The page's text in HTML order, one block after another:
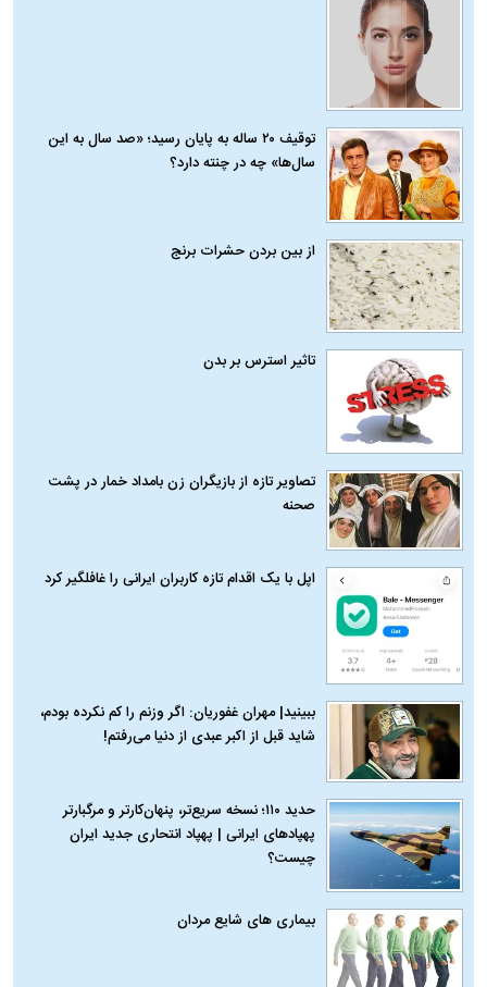
توقیف ۲۰ ساله به پایان رسید؛ «صد سال به این
سال‌ها» چه در چنته دارد؟
از بین بردن حشرات برنج
تاثیر استرس بر بدن
تصاویر تازه از بازیگران زن بامداد خمار در پشت
صحنه
اپل با یک اقدام تازه کاربران ایرانی را غافلگیر کرد
ببینید| مهران غفوریان: اگر وزنم را کم نکرده بودم،
شاید قبل از اکبر عبدی از دنیا می‌رفتم!
حدید ۱۱۰؛ نسخه سریع‌تر، پنهان‌کارتر و مرگبارتر
پهپادهای ایرانی | پهپاد انتحاری جدید ایران
چیست؟
بیماری‌ های شایع مردان